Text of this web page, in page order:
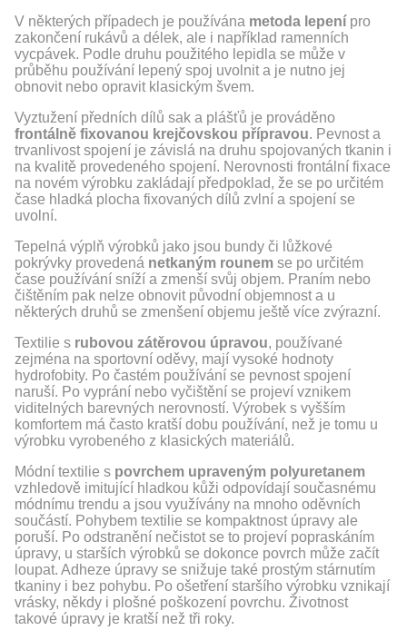
V některých případech je používána metoda lepení pro
zakončení rukávů a délek, ale i například ramenních
vycpávek. Podle druhu použitého lepidla se může v
průběhu používání lepený spoj uvolnit a je nutno jej
obnovit nebo opravit klasickým švem.
Vyztužení předních dílů sak a plášťů je prováděno
frontálně fixovanou krejčovskou přípravou. Pevnost a
trvanlivost spojení je závislá na druhu spojovaných tkanin i
na kvalitě provedeného spojení. Nerovnosti frontální fixace
na novém výrobku zakládají předpoklad, že se po určitém
čase hladká plocha fixovaných dílů zvlní a spojení se
uvolní.
Tepelná výplň výrobků jako jsou bundy či lůžkové
pokrývky provedená netkaným rounem se po určitém
čase používání sníží a zmenší svůj objem. Praním nebo
čištěním pak nelze obnovit původní objemnost a u
některých druhů se zmenšení objemu ještě více zvýrazní.
Textilie s rubovou zátěrovou úpravou, používané
zejména na sportovní oděvy, mají vysoké hodnoty
hydrofobity. Po častém používání se pevnost spojení
naruší. Po vyprání nebo vyčištění se projeví vznikem
viditelných barevných nerovností. Výrobek s vyšším
komfortem má často kratší dobu používání, než je tomu u
výrobku vyrobeného z klasických materiálů.
Módní textilie s povrchem upraveným polyuretanem
vzhledově imitující hladkou kůži odpovídají současnému
módnímu trendu a jsou využívány na mnoho oděvních
součástí. Pohybem textilie se kompaktnost úpravy ale
poruší. Po odstranění nečistot se to projeví popraskáním
úpravy, u starších výrobků se dokonce povrch může začít
loupat. Adheze úpravy se snižuje také prostým stárnutím
tkaniny i bez pohybu. Po ošetření staršího výrobku vznikají
vrásky, někdy i plošné poškození povrchu. Životnost
takové úpravy je kratší než tři roky.